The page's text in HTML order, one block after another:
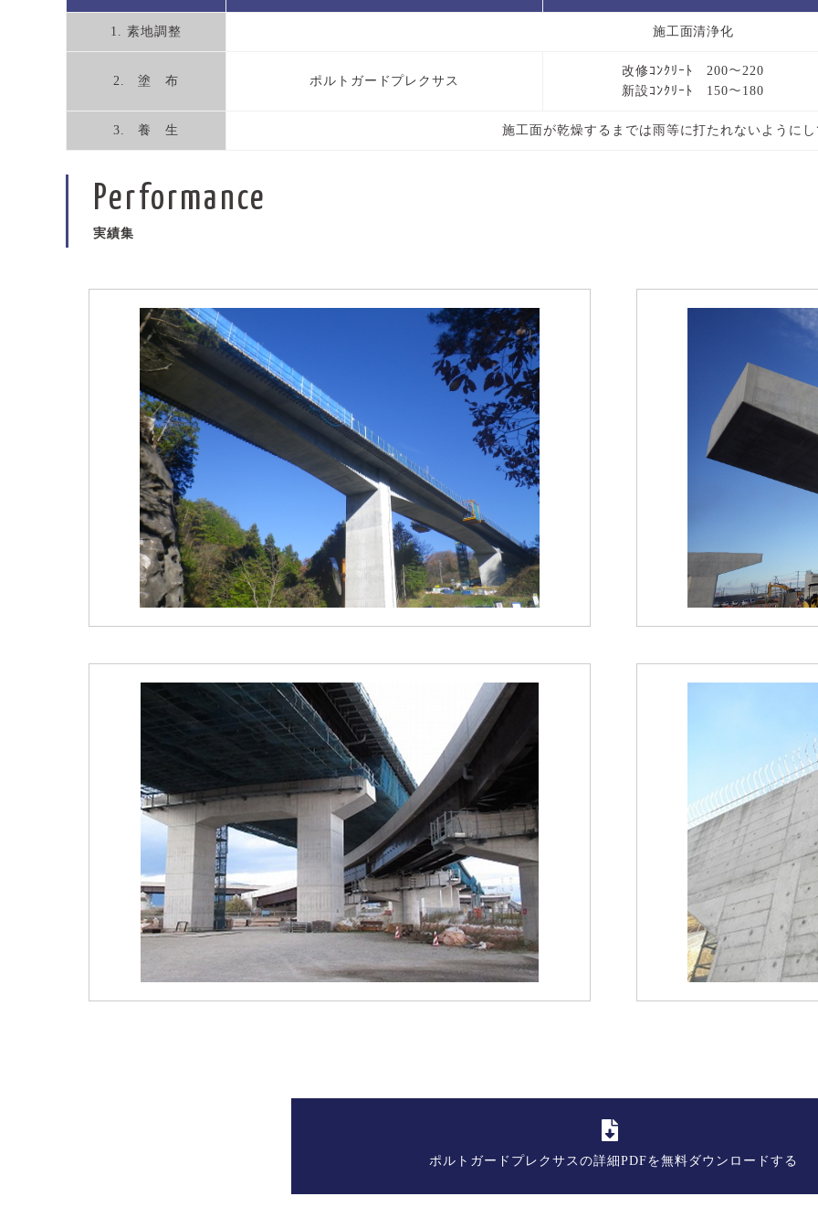
1. 素地調整 施工面清浄化
2. 塗 布 ポルトガードプレクサス
改修ｺﾝｸﾘｰﾄ 200～220
新設ｺﾝｸﾘｰﾄ 150～180
3. 養 生 施工面が乾燥するまでは雨等に打たれないように
Performance
実績集
ポルトガードプレクサスの詳細PDFを無料ダウンロードする